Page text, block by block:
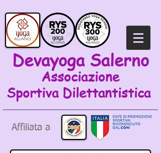
Devayoga Salerno
Associazione
Sportiva Dilettantistica
Affiliata a